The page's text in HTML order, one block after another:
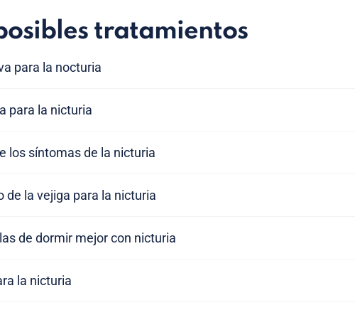
tratamientos
para la nocturia
para la nicturia
los síntomas de la nicturia
de la vejiga para la nicturia
de dormir mejor con nicturia
la nicturia